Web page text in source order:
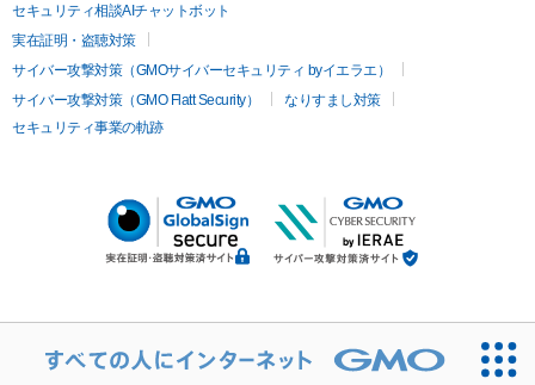
セキュリティ相談AIチャットボット
実在証明・盗聴対策
サイバー攻撃対策（GMOサイバーセキュリティ byイエラエ）
サイバー攻撃対策（GMO Flatt Security）
なりすまし対策
セキュリティ事業の軌跡